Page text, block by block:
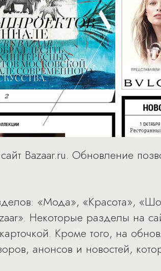
Bazaar.ru. Обновление
«Мода», «Красота»,
Некоторые разделы на
Кроме того, на
анонсов и новостей,